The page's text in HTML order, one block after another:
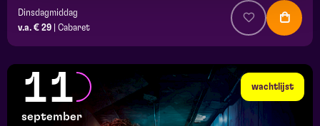
Dinsdagmiddag
v.a. € 29
Cabaret
wachtlijst
11
september